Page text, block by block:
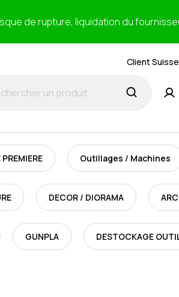
de rupture, liquidation du
Client
Outillages / Machines
DECOR / DIORAMA
GUNPLA DESTOCKAGE